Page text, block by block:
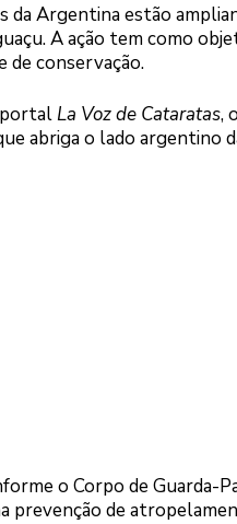
da Argentina estão
A ação tem como
de conservação.
portalLa Voz de Cataratas,
abriga o lado argentino
o Corpo de Guarda-
prevenção de